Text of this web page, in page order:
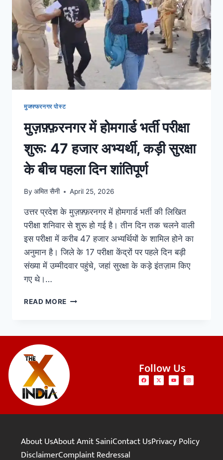
मुजफ्फरनगर पोस्ट
मुज़फ़्फ़रनगर में होमगार्ड भर्ती परीक्षा
शुरू: 47 हजार अभ्यर्थी, कड़ी सुरक्षा
के बीच पहला दिन शांतिपूर्ण
By अमित सैनी April 25, 2026
उत्तर प्रदेश के मुज़फ़्फ़रनगर में होमगार्ड भर्ती की लिखित
परीक्षा शनिवार से शुरू हो गई है। तीन दिन तक चलने वाली
इस परीक्षा में करीब 47 हजार अभ्यर्थियों के शामिल होने का
अनुमान है। जिले के 17 परीक्षा केंद्रों पर पहले दिन बड़ी
संख्या में उम्मीदवार पहुंचे, जहां सुरक्षा के कड़े इंतज़ाम किए
गए थे।…
READ MORE
Follow Us
About UsAbout Amit SainiContact UsPrivacy Policy
DisclaimerComplaint Redressal